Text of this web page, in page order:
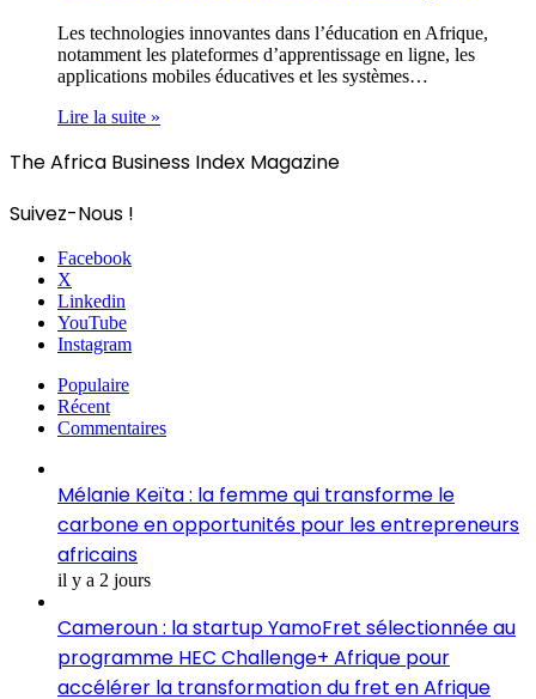
Les technologies innovantes dans l’éducation en Afrique,
notamment les plateformes d’apprentissage en ligne, les
applications mobiles éducatives et les systèmes…
Lire la suite »
The Africa Business Index Magazine
Suivez-Nous !
Facebook
X
Linkedin
YouTube
Instagram
Populaire
Récent
Commentaires
Mélanie Keïta : la femme qui transforme le
carbone en opportunités pour les entrepreneurs
africains
il y a 2 jours
Cameroun : la startup YamoFret sélectionnée au
programme HEC Challenge+ Afrique pour
accélérer la transformation du fret en Afrique